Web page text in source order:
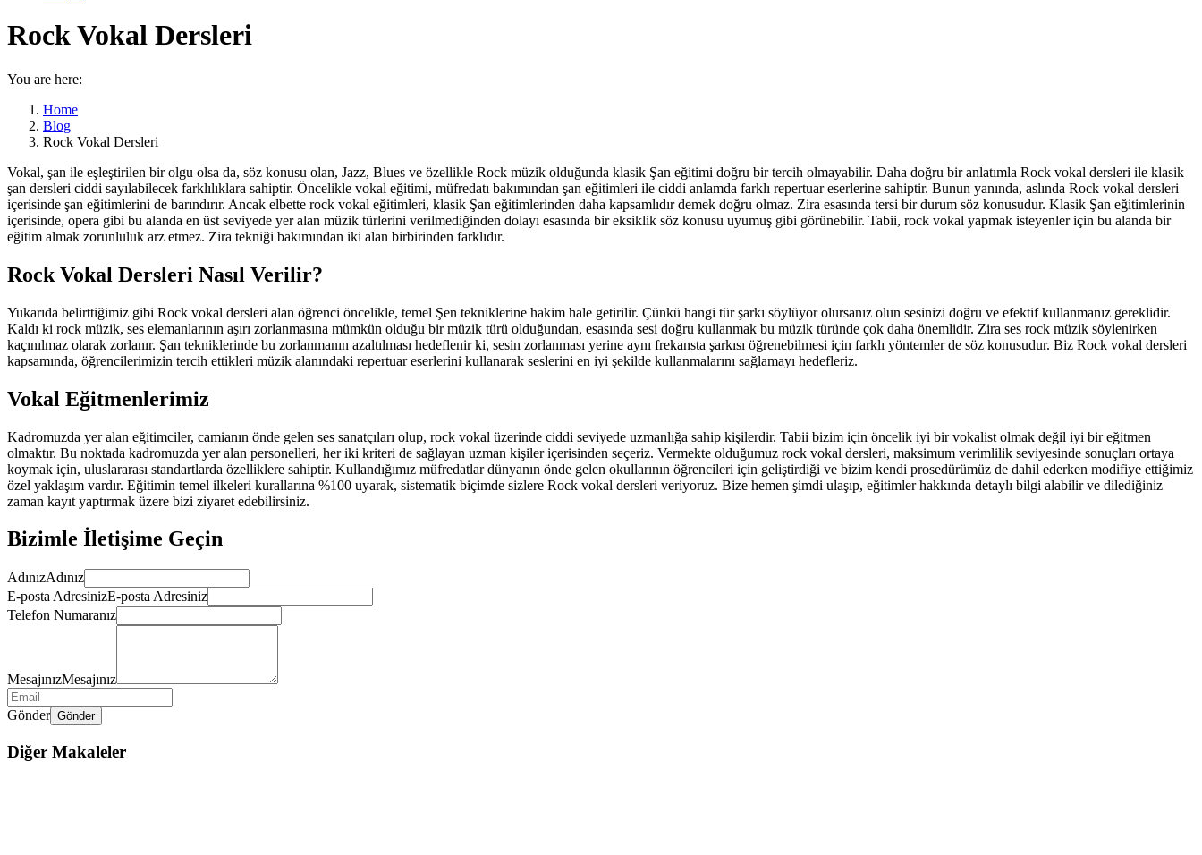
Rock Vokal Dersleri
You are here:
Home
Blog
Rock Vokal Dersleri
Vokal, şan ile eşleştirilen bir olgu olsa da, söz konusu olan, Jazz, Blues ve özellikle Rock müzik olduğunda klasik Şan eğitimi doğru bir tercih olmayabilir. Daha doğru bir anlatımla Rock vokal dersleri ile klasik
şan dersleri ciddi sayılabilecek farklılıklara sahiptir. Öncelikle vokal eğitimi, müfredatı bakımından şan eğitimleri ile ciddi anlamda farklı repertuar eserlerine sahiptir. Bunun yanında, aslında Rock vokal dersleri
içerisinde şan eğitimlerini de barındırır. Ancak elbette rock vokal eğitimleri, klasik Şan eğitimlerinden daha kapsamlıdır demek doğru olmaz. Zira esasında tersi bir durum söz konusudur. Klasik Şan eğitimlerinin
içerisinde, opera gibi bu alanda en üst seviyede yer alan müzik türlerini verilmediğinden dolayı esasında bir eksiklik söz konusu uyumuş gibi görünebilir. Tabii, rock vokal yapmak isteyenler için bu alanda bir
eğitim almak zorunluluk arz etmez. Zira tekniği bakımından iki alan birbirinden farklıdır.
Rock Vokal Dersleri Nasıl Verilir?
Yukarıda belirttiğimiz gibi Rock vokal dersleri alan öğrenci öncelikle, temel Şen tekniklerine hakim hale getirilir. Çünkü hangi tür şarkı söylüyor olursanız olun sesinizi doğru ve efektif kullanmanız gereklidir.
Kaldı ki rock müzik, ses elemanlarının aşırı zorlanmasına mümkün olduğu bir müzik türü olduğundan, esasında sesi doğru kullanmak bu müzik türünde çok daha önemlidir. Zira ses rock müzik söylenirken
kaçınılmaz olarak zorlanır. Şan tekniklerinde bu zorlanmanın azaltılması hedeflenir ki, sesin zorlanması yerine aynı frekansta şarkısı öğrenebilmesi için farklı yöntemler de söz konusudur. Biz Rock vokal dersleri
kapsamında, öğrencilerimizin tercih ettikleri müzik alanındaki repertuar eserlerini kullanarak seslerini en iyi şekilde kullanmalarını sağlamayı hedefleriz.
Vokal Eğitmenlerimiz
Kadromuzda yer alan eğitimciler, camianın önde gelen ses sanatçıları olup, rock vokal üzerinde ciddi seviyede uzmanlığa sahip kişilerdir. Tabii bizim için öncelik iyi bir vokalist olmak değil iyi bir eğitmen
olmaktır. Bu noktada kadromuzda yer alan personelleri, her iki kriteri de sağlayan uzman kişiler içerisinden seçeriz. Vermekte olduğumuz rock vokal dersleri, maksimum verimlilik seviyesinde sonuçları ortaya
koymak için, uluslararası standartlarda özelliklere sahiptir. Kullandığımız müfredatlar dünyanın önde gelen okullarının öğrencileri için geliştirdiği ve bizim kendi prosedürümüz de dahil ederken modifiye ettiğimiz
özel yaklaşım vardır. Eğitimin temel ilkeleri kurallarına %100 uyarak, sistematik biçimde sizlere Rock vokal dersleri veriyoruz. Bize hemen şimdi ulaşıp, eğitimler hakkında detaylı bilgi alabilir ve dilediğiniz
zaman kayıt yaptırmak üzere bizi ziyaret edebilirsiniz.
Bizimle İletişime Geçin
AdınızAdınız
E-posta AdresinizE-posta Adresiniz
Telefon Numaranız
MesajınızMesajınız
Gönder Gönder
Diğer Makaleler